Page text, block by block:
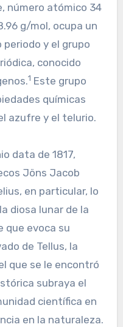
número atómico 34
g/mol, ocupa un
y el grupo
conocido
1 Este grupo
químicas
azufre y el telurio.
data de 1817,
Jöns Jacob
en particular, lo
diosa lunar de la
que evoca su
de Tellus, la
que se le encontró
subraya el
científica en
en la naturaleza.